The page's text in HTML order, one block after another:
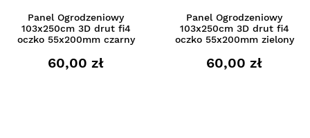
Panel Ogrodzeniowy
103x250cm 3D drut fi4
oczko 55x200mm czarny
60,00 zł
Panel Ogrodzeniowy
103x250cm 3D drut fi4
oczko 55x200mm zielony
60,00 zł